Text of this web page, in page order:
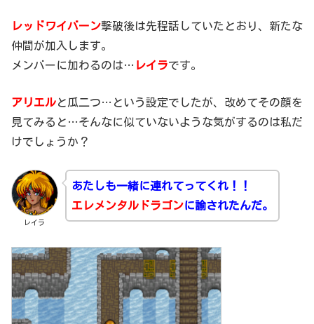
レッドワイバーン撃破後は先程話していたとおり、新たな
仲間が加入します。
メンバーに加わるのは… レイラです。
アリエルと瓜二つ…という設定でしたが、改めてその顔を
見てみると…そんなに似ていないような気がするのは私だ
けでしょうか？
レイラ
あたしも一緒に連れてってくれ！！
エレメンタルドラゴンに諭されたんだ。